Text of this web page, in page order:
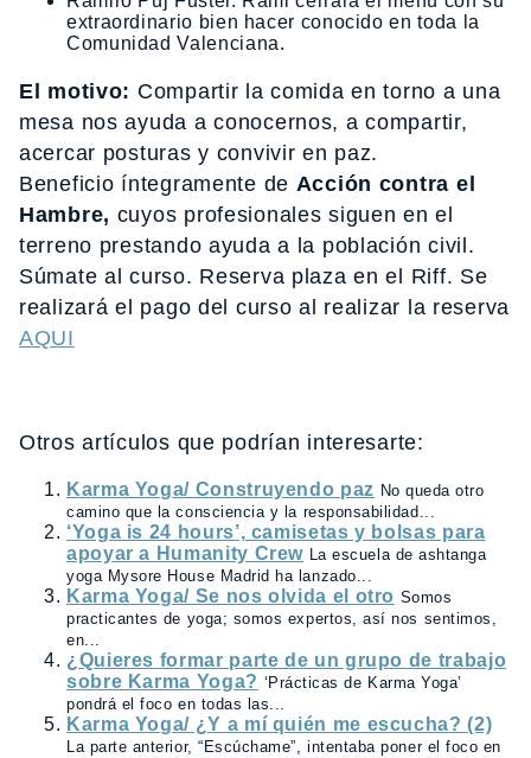
extraordinario bien hacer conocido en toda la
Comunidad Valenciana.
El motivo: Compartir la comida en torno a una
mesa nos ayuda a conocernos, a compartir,
acercar posturas y convivir en paz.
Beneficio íntegramente de Acción contra el
Hambre, cuyos profesionales siguen en el
terreno prestando ayuda a la población civil.
Súmate al curso. Reserva plaza en el Riff. Se
realizará el pago del curso al realizar la reserva
AQUI
Otros artículos que podrían interesarte:
Karma Yoga/ Construyendo paz No queda otro
camino que la consciencia y la responsabilidad...
‘Yoga is 24 hours’, camisetas y bolsas para
apoyar a Humanity Crew La escuela de ashtanga
yoga Mysore House Madrid ha lanzado...
Karma Yoga/ Se nos olvida el otro Somos
practicantes de yoga; somos expertos, así nos sentimos,
en...
¿Quieres formar parte de un grupo de trabajo
sobre Karma Yoga? ‘Prácticas de Karma Yoga’
pondrá el foco en todas las...
Karma Yoga/ ¿Y a mí quién me escucha? (2)
La parte anterior, “Escúchame”, intentaba poner el foco en